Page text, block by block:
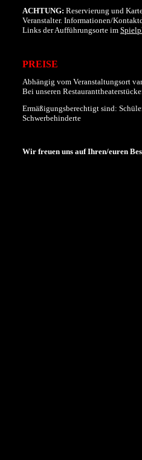
ACHTUNG: Reservierung und
Veranstalter. Informationen/
Links derAufführungsorte im
PREISE
Abhängig vom Veranstaltungsort
Bei unseren
Ermäßigungsberechtigt sind:
Schwerbehinderte
Wir freuen uns auf Ihren/euren